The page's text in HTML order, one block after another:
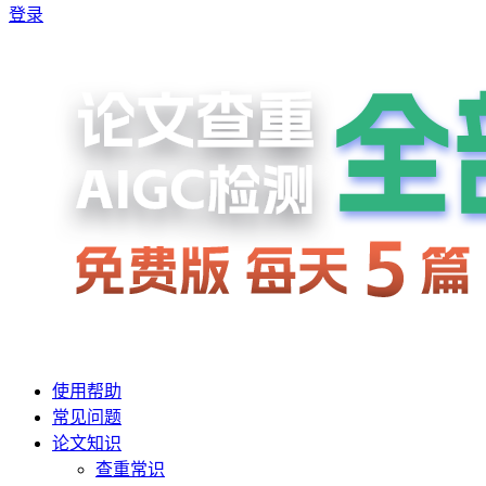
登录
使用帮助
常见问题
论文知识
查重常识